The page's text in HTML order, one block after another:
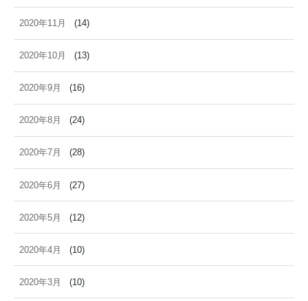
2020年11月 (14)
2020年10月 (13)
2020年9月 (16)
2020年8月 (24)
2020年7月 (28)
2020年6月 (27)
2020年5月 (12)
2020年4月 (10)
2020年3月 (10)